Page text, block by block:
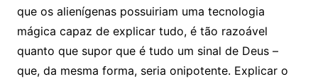
que os alienígenas possuiriam uma tecnologia
mágica capaz de explicar tudo, é tão razoável
quanto que supor que é tudo um sinal de Deus –
que, da mesma forma, seria onipotente. Explicar o